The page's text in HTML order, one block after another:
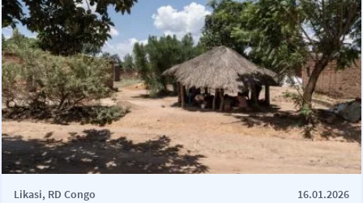
Likasi, RD Congo 16.01.2026